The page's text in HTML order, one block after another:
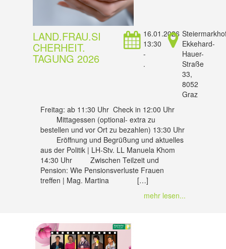
LAND.FRAU.SI
CHERHEIT.
TAGUNG 2026
16.01.2026
13:30
-
.
Ekkehard-
Hauer-
Straße
33,
8052
Graz
Freitag: ab 11:30 Uhr Check in 12:00 Uhr
Mittagessen (optional- extra zu
bestellen und vor Ort zu bezahlen) 13:30 Uhr
Eröffnung und Begrüßung und aktuelles
aus der Politik | LH-Stv. LL Manuela Khom
14:30 Uhr Zwischen Teilzeit und
Pension: Wie Pensionsverluste Frauen
treffen | Mag. Martina […]
mehr lesen...